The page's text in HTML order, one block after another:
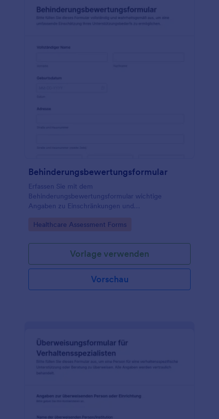
Behinderungsbewertungsformular
Erfassen Sie mit dem
Behinderungsbewertungsformular wichtige
Angaben zu Einschränkungen und
interne Einschätzungen und bündeln Sie die
Go to Category:
Healthcare Assessment Forms
Vorlage verwenden
Vorschau